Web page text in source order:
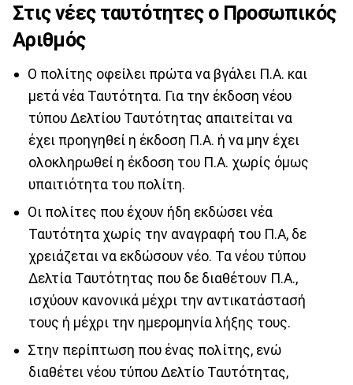
Στις νέες ταυτότητες ο Προσωπικός
Αριθμός
Ο πολίτης οφείλει πρώτα να βγάλει Π.Α. και
μετά νέα Ταυτότητα. Για την έκδοση νέου
τύπου Δελτίου Ταυτότητας απαιτείται να
έχει προηγηθεί η έκδοση Π.Α. ή να μην έχει
ολοκληρωθεί η έκδοση του Π.Α. χωρίς όμως
υπαιτιότητα του πολίτη.
Οι πολίτες που έχουν ήδη εκδώσει νέα
Ταυτότητα χωρίς την αναγραφή του Π.Α, δε
χρειάζεται να εκδώσουν νέο. Τα νέου τύπου
Δελτία Ταυτότητας που δε διαθέτουν Π.Α.,
ισχύουν κανονικά μέχρι την αντικατάστασή
τους ή μέχρι την ημερομηνία λήξης τους.
Στην περίπτωση που ένας πολίτης, ενώ
διαθέτει νέου τύπου Δελτίο Ταυτότητας,